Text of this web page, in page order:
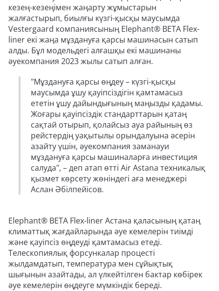
кезең-кезеңімен жаңарту жұмыстарын
жалғастырып, биылғы күзгі-қысқы маусымда
Vestergaard компаниясының Elephant® BETA Flex-
liner екі жаңа мұздануға қарсы машинасын сатып
алды. Бұл модельдегі алғашқы екі машинаны
әуекомпания 2023 жылы сатып алған.
"Мұздануға қарсы өңдеу – күзгі-қысқы
маусымда ұшу қауіпсіздігін қамтамасыз
ететін ұшу дайындығының маңызды қадамы.
Жоғары қауіпсіздік стандарттарын қатаң
сақтай отырып, қолайсыз ауа райының өз
рейстердің уақытылы орындалуына әсерін
азайту үшін, әуекомпания заманауи
мұздануға қарсы машиналарға инвестиция
салуда", – деп атап өтті Air Astana техникалық
қызмет көрсету жөніндегі аға менеджері
Аслан Әбілпейісов.
Elephant® BETA Flex-liner Астана қаласының қатаң
климаттық жағдайларында әуе кемелерін тиімді
және қауіпсіз өңдеуді қамтамасыз етеді.
Телескопиялық форсункалар процесті
жылдамдатып, температура мен сұйықтық
шығынын азайтады, ал үлкейтілген бактар көбірек
әуе кемелерін өңдеуге мүмкіндік береді.